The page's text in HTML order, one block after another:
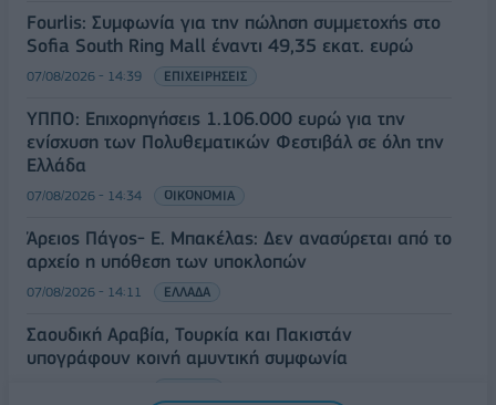
Fourlis: Συμφωνία για την πώληση συμμετοχής στο
Sofia South Ring Mall έναντι 49,35 εκατ. ευρώ
07/08/2026 - 14:39 ΕΠΙΧΕΙΡΗΣΕΙΣ
ΥΠΠΟ: Επιχορηγήσεις 1.106.000 ευρώ για την
ενίσχυση των Πολυθεματικών Φεστιβάλ σε όλη την
Ελλάδα
07/08/2026 - 14:34 ΟΙΚΟΝΟΜΙΑ
Άρειος Πάγος- Ε. Μπακέλας: Δεν ανασύρεται από το
αρχείο η υπόθεση των υποκλοπών
07/08/2026 - 14:11 ΕΛΛΑΔΑ
Σαουδική Αραβία, Τουρκία και Πακιστάν
υπογράφουν κοινή αμυντική συμφωνία